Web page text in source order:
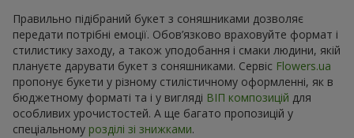
Правильно підібраний букет з соняшниками дозволяє
передати потрібні емоції. Обов’язково враховуйте формат і
стилистику заходу, а також уподобання і смаки людини, якій
плануєте дарувати букет з соняшниками. Сервіс Flowers.ua
пропонує букети у різному стилістичному оформленні, як в
бюджетному форматі та і у вигляді ВІП композицій для
особливих урочистостей. А ще багато пропозицій у
спеціальному розділі зі знижками.